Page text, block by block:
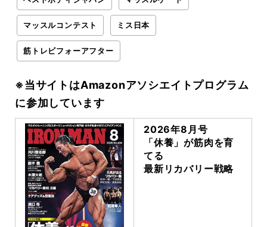
マッスルコンテスト ミス日本
筋トレビフォーアフター
※当サイトはAmazonアソシエイトプログラム
に参加しています
2026年8月号
「休養」が筋肉を育
てる
最新リカバリー戦略